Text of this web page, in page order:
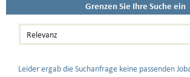
Grenzen Sie Ihre Suche ein
Leider ergab die Suchanfrage keine passenden